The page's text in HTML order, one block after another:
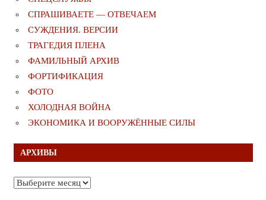
СПРАШИВАЕТЕ — ОТВЕЧАЕМ
СУЖДЕНИЯ. ВЕРСИИ
ТРАГЕДИЯ ПЛЕНА
ФАМИЛЬНЫЙ АРХИВ
ФОРТИФИКАЦИЯ
ФОТО
ХОЛОДНАЯ ВОЙНА
ЭКОНОМИКА И ВООРУЖЁННЫЕ СИЛЫ
АРХИВЫ
Архивы